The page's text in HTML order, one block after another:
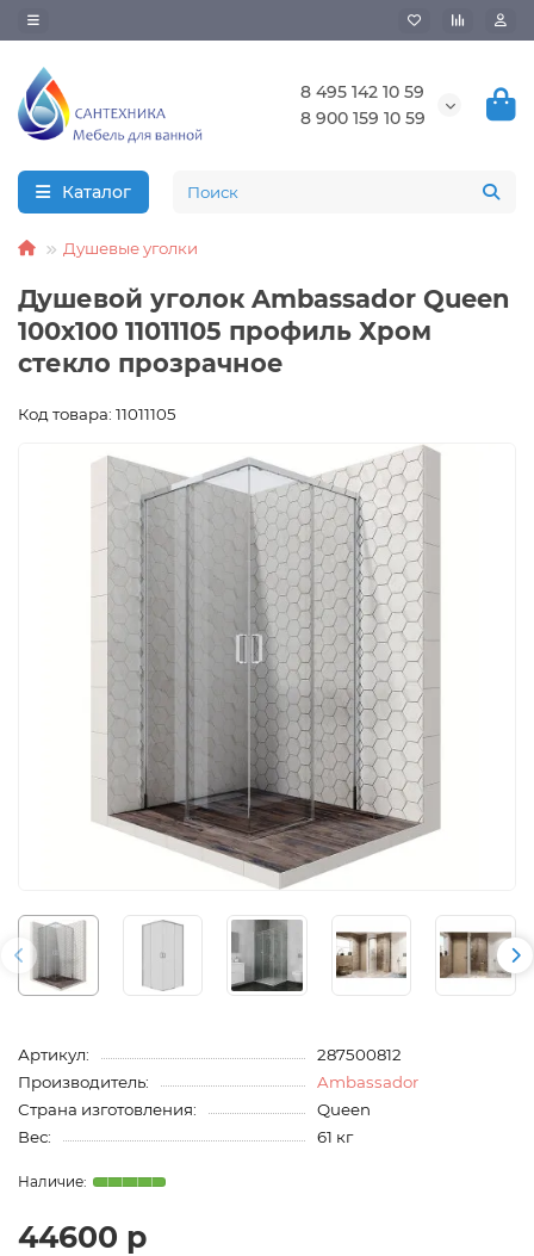
8 495 142 10 59
8 900 159 10 59
Каталог
Душевые уголки
Душевой уголок Ambassador Queen
100х100 11011105 профиль Хром
стекло прозрачное
Код товара: 11011105
Артикул:
287500812
Производитель:
Ambassador
Страна изготовления:
Queen
Вес:
61 кг
44600 р